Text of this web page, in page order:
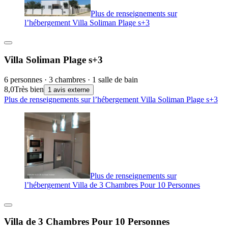
Plus de renseignements sur
l’hébergement Villa Soliman Plage s+3
Villa Soliman Plage s+3
6 personnes · 3 chambres · 1 salle de bain
8,0Très bien 1 avis externe
Plus de renseignements sur l’hébergement Villa Soliman Plage s+3
Plus de renseignements sur
l’hébergement Villa de 3 Chambres Pour 10 Personnes
Villa de 3 Chambres Pour 10 Personnes